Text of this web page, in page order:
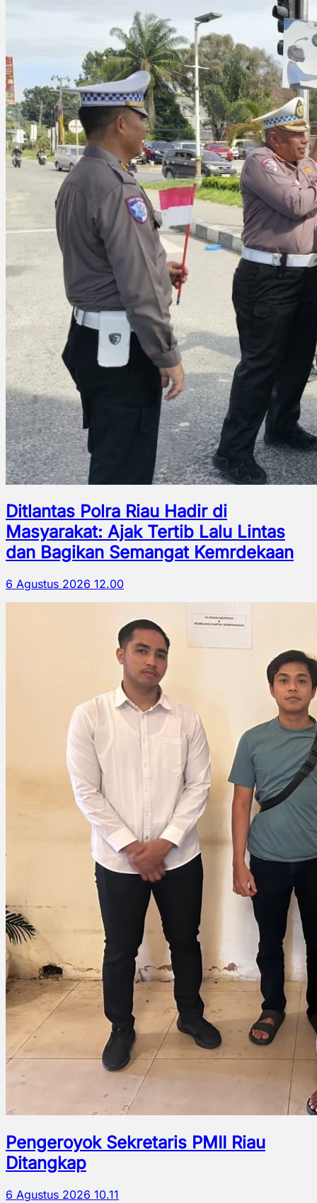
Ditlantas Polra Riau Hadir di
Masyarakat: Ajak Tertib Lalu Lintas
dan Bagikan Semangat Kemrdekaan
6 Agustus 2026 12.00
Pengeroyok Sekretaris PMII Riau
Ditangkap
6 Agustus 2026 10.11